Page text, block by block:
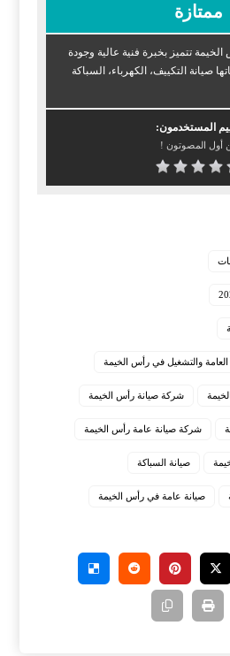
ممتازة
تتميز بخبرة فنية عالية وجودة
صيانة التكييف، الكهرباء، السباكة
المستخدمون:
أول المصوتون !
والتشغيل في رأس الخيمة
شركة صيانة رأس الخيمة
شركة صيانة عامة رأس الخيمة
صيانة السباكة
صيانة عامة في رأس الخيمة